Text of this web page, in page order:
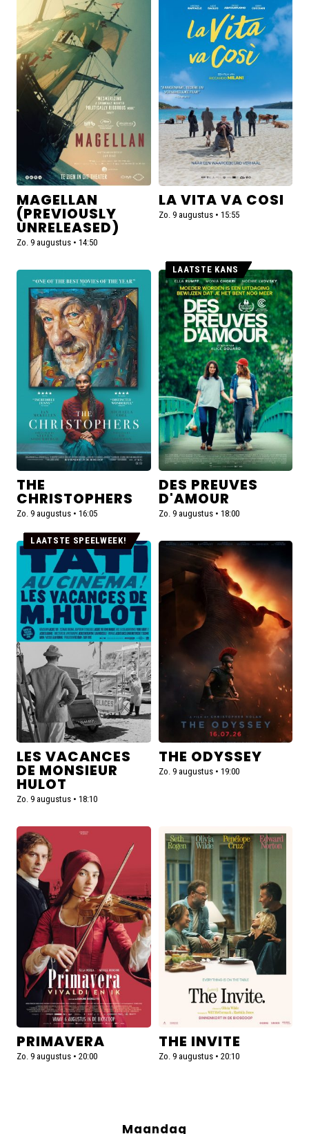
meer
over
Magellan
(Previously
Unreleased)
MAGELLAN
(PREVIOUSLY
UNRELEASED)
Zo. 9 augustus • 14:50
Vita
va
Cosi
LA VITA VA COSI
Zo. 9 augustus • 15:55
Lees
meer
over
The
Christophers
THE
CHRISTOPHERS
Zo. 9 augustus • 16:05
Lees
meer
over
Des
preuves
d'amour
LAATSTE KANS
DES PREUVES
D'AMOUR
Zo. 9 augustus • 18:00
Lees
over
Les
vacances
de
Monsieur
Hulot
LAATSTE SPEELWEEK!
LES VACANCES
DE MONSIEUR
HULOT
Zo. 9 augustus • 18:10
Lees
over
The
Odyssey
THE ODYSSEY
Zo. 9 augustus • 19:00
Lees
meer
over
Primavera
PRIMAVERA
Zo. 9 augustus • 20:00
Lees
meer
over
The
Invite
THE INVITE
Zo. 9 augustus • 20:10
Maandag